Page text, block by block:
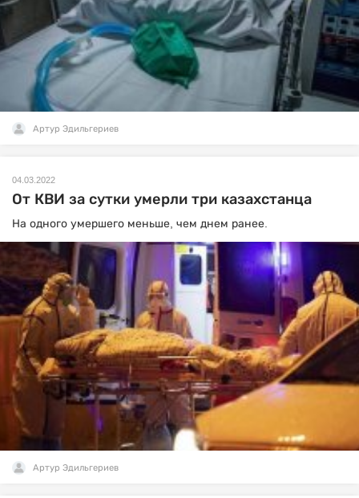
Артур Эдильгериев
04.03.2022
От КВИ за сутки умерли три казахстанца
На одного умершего меньше, чем днем ранее.
Артур Эдильгериев